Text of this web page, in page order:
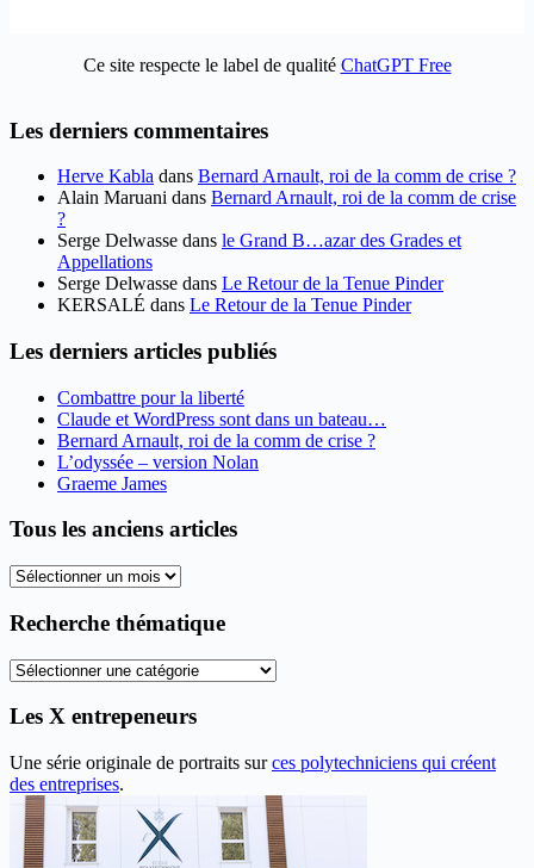
Ce site respecte le label de qualité ChatGPT Free
Les derniers commentaires
Herve Kabla dans Bernard Arnault, roi de la comm de crise ?
Alain Maruani dans Bernard Arnault, roi de la comm de crise
?
Serge Delwasse dans le Grand B…azar des Grades et
Appellations
Serge Delwasse dans Le Retour de la Tenue Pinder
KERSALÉ dans Le Retour de la Tenue Pinder
Les derniers articles publiés
Combattre pour la liberté
Claude et WordPress sont dans un bateau…
Bernard Arnault, roi de la comm de crise ?
L’odyssée – version Nolan
Graeme James
Tous les anciens articles
Tous
anciens
Recherche thématique
Recherche
Les X entrepeneurs
Une série originale de portraits surces polytechniciens qui créent
des entreprises.